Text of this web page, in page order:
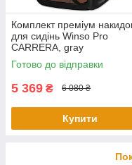
Комплект преміум
для сидінь Winso Pro
СARRERA, gray
Готово до відправки
5 369 ₴ 6 080 ₴
Купити